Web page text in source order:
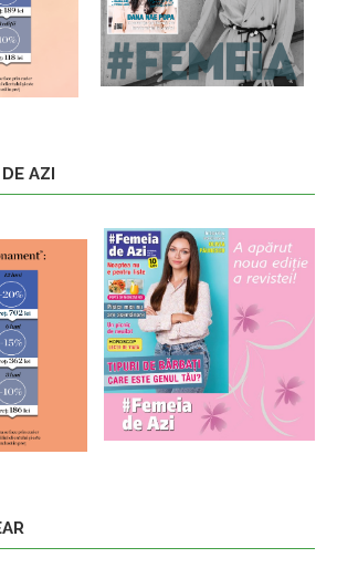
AZI